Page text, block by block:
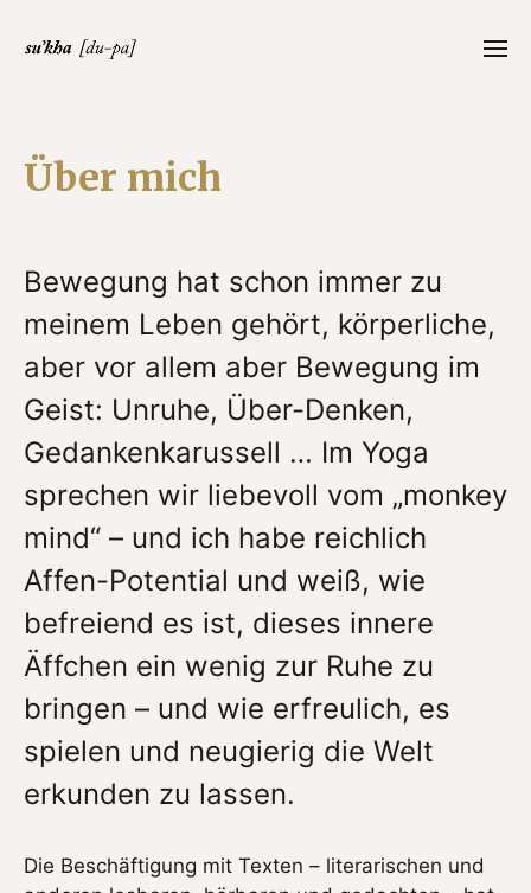
Über mich
Bewegung hat schon immer zu
meinem Leben gehört, körperliche,
aber vor allem aber Bewegung im
Geist: Unruhe, Über-Denken,
Gedankenkarussell … Im Yoga
sprechen wir liebevoll vom „monkey
mind“ – und ich habe reichlich
Affen-Potential und weiß, wie
befreiend es ist, dieses innere
Äffchen ein wenig zur Ruhe zu
bringen – und wie erfreulich, es
spielen und neugierig die Welt
erkunden zu lassen.
Die Beschäftigung mit Texten – literarischen und